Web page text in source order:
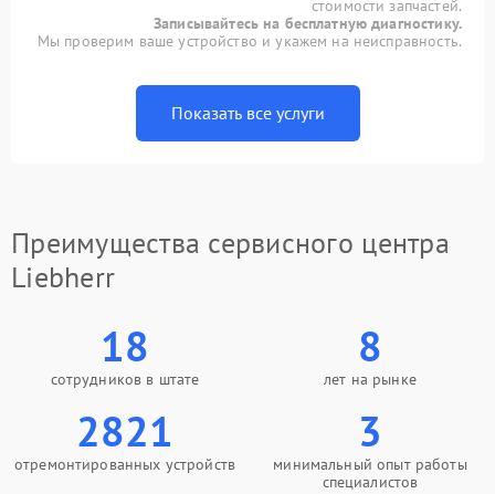
стоимости запчастей.
Записывайтесь на бесплатную диагностику.
Мы проверим ваше устройство и укажем на неисправность.
Показать все услуги
Преимущества сервисного центра
Liebherr
18
сотрудников в штате
8
лет на рынке
2821
отремонтированных устройств
3
минимальный опыт работы
специалистов